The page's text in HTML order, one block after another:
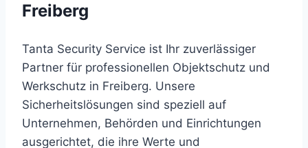
Freiberg
Tanta Security Service ist Ihr zuverlässiger
Partner für professionellen Objektschutz und
Werkschutz in Freiberg. Unsere
Sicherheitslösungen sind speziell auf
Unternehmen, Behörden und Einrichtungen
ausgerichtet, die ihre Werte und